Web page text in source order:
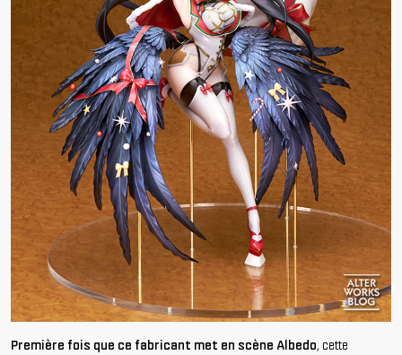
Première fois que ce fabricant met en scène Albedo, cette